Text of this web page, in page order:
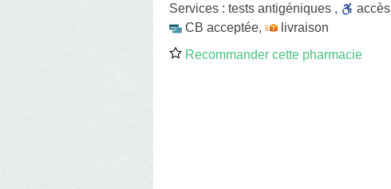
Services : tests antigéniques , accès
CB acceptée,
livraison
Recommander cette pharmacie